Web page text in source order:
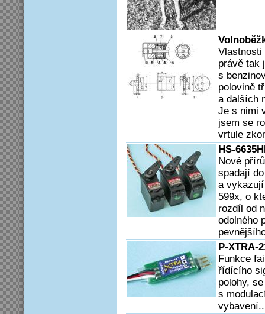
Vlastnosti
právě tak
s
polovině
a dalších
Je s nimi
jsem se
vrtule
HS-
Nové
spadají
a
599x, o
rozdíl od
odolného
P-XTRA-
Funkce
řídícího
polohy,
s